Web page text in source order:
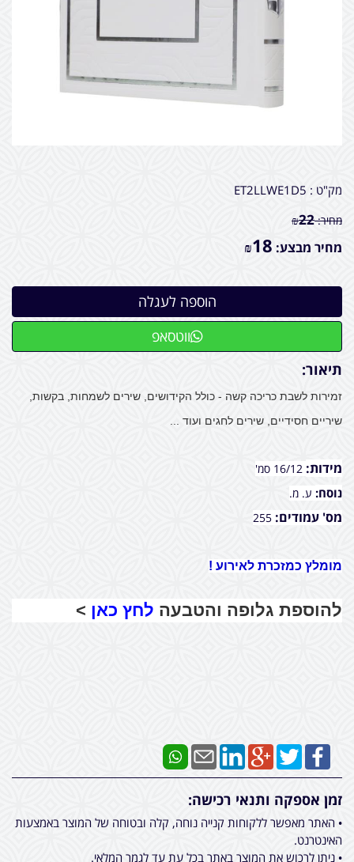
מק"ט : ET2LLWE1D5
מחיר: ₪22
מחיר מבצע: ₪18
ווטסאפ
תיאור:
זמירות לשבת כריכה קשה - כולל הקידושים, שירים לשמחות, בקשות,
שיריים חסידיים, שירים לחגים ועוד ...
מידות:
נוסח: ע. מ.
מס' עמודים: 255
מומלץ כמזכרת לאירוע !
להוספת גלופה והטבעה לחץ כאן >
זמן אספקה ותנאי רכישה:
• האתר מאפשר ללקוחות קנייה נוחה, קלה ובטוחה של המוצר באמצעות
האינטרנט.
• ניתן לרכוש את המוצר באתר בכל עת עד לגמר המלאי.